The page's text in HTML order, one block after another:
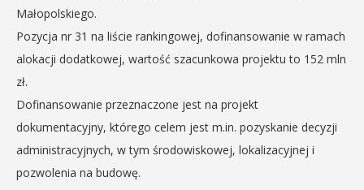
Małopolskiego.
Pozycja nr 31 na liście rankingowej, dofinansowanie w ramach
alokacji dodatkowej, wartość szacunkowa projektu to 152 mln
zł.
Dofinansowanie przeznaczone jest na projekt
dokumentacyjny, którego celem jest m.in. pozyskanie decyzji
administracyjnych, w tym środowiskowej, lokalizacyjnej i
pozwolenia na budowę.